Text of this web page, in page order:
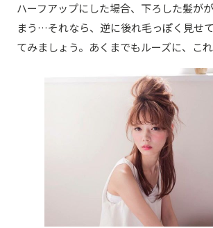
ハーフアップにした場合、下ろした髪が
まう…それなら、逆に後れ毛っぽく見せ
てみましょう。あくまでもルーズに、これ